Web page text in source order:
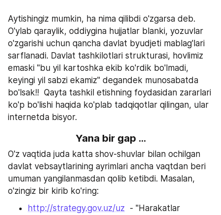
Aytishingiz mumkin, ha nima qilibdi o'zgarsa deb.
O'ylab qaraylik, oddiygina hujjatlar blanki, yozuvlar
o'zgarishi uchun qancha davlat byudjeti mablag'lari
sarflanadi. Davlat tashkilotlari strukturasi, hovlimiz
emaski "bu yil kartoshka ekib ko'rdik bo'lmadi,
keyingi yil sabzi ekamiz" degandek munosabatda
bo'lsak!!  Qayta tashkil etishning foydasidan zararlari
ko'p bo'lishi haqida ko'plab tadqiqotlar qilingan, ular
internetda bisyor.
Yana bir gap ...
O'z vaqtida juda katta shov-shuvlar bilan ochilgan
davlat vebsaytlarining ayrimlari ancha vaqtdan beri
umuman yangilanmasdan qolib ketibdi. Masalan,
o'zingiz bir kirib ko'ring:
http://strategy.gov.uz/uz
  - "Harakatlar